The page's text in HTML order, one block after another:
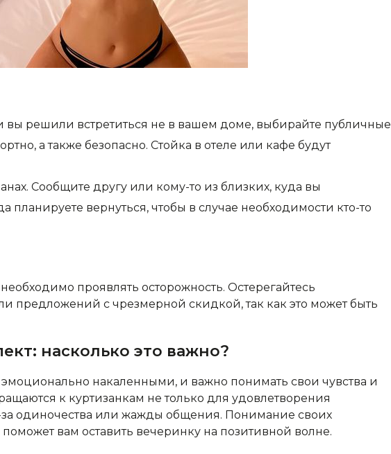
вы решили встретиться не в вашем доме, выбирайте публичные
а также безопасно. Стойка в отеле или кафе будут
Сообщите другу или кому-то из близких, куда вы
планируете вернуться, чтобы в случае необходимости кто-то
проявлять осторожность. Остерегайтесь
предложений с чрезмерной скидкой, так как это может быть
насколько это важно?
накаленными, и важно понимать свои чувства и
к куртизанкам не только для удовлетворения
одиночества или жажды общения. Понимание своих
вам оставить вечеринку на позитивной волне.